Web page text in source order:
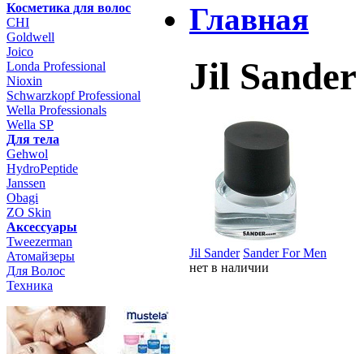
Косметика для волос
CHI
Goldwell
Joico
Londa Professional
Nioxin
Schwarzkopf Professional
Wella Professionals
Wella SP
Для тела
Gehwol
HydroPeptide
Janssen
Obagi
ZO Skin
Aксессуары
Tweezerman
Атомайзеры
Для Волос
Техника
Главная
Jil Sander
Jil Sander Sander For Men
нет в наличии